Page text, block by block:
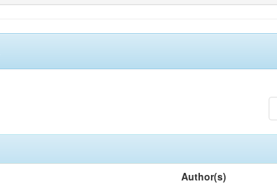
Author(s)